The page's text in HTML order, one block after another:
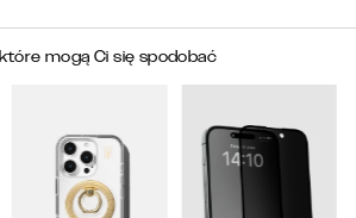
mogą Ci się spodobać